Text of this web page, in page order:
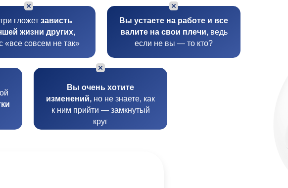
Вы очень хотите
изменений, но не знаете, как
к ним прийти — замкнутый
круг
Вы устаете на работе и все
валите на свои плечи,ведь
если не вы — то кто?
гложет зависть
жизни других,
«все совсем не так»